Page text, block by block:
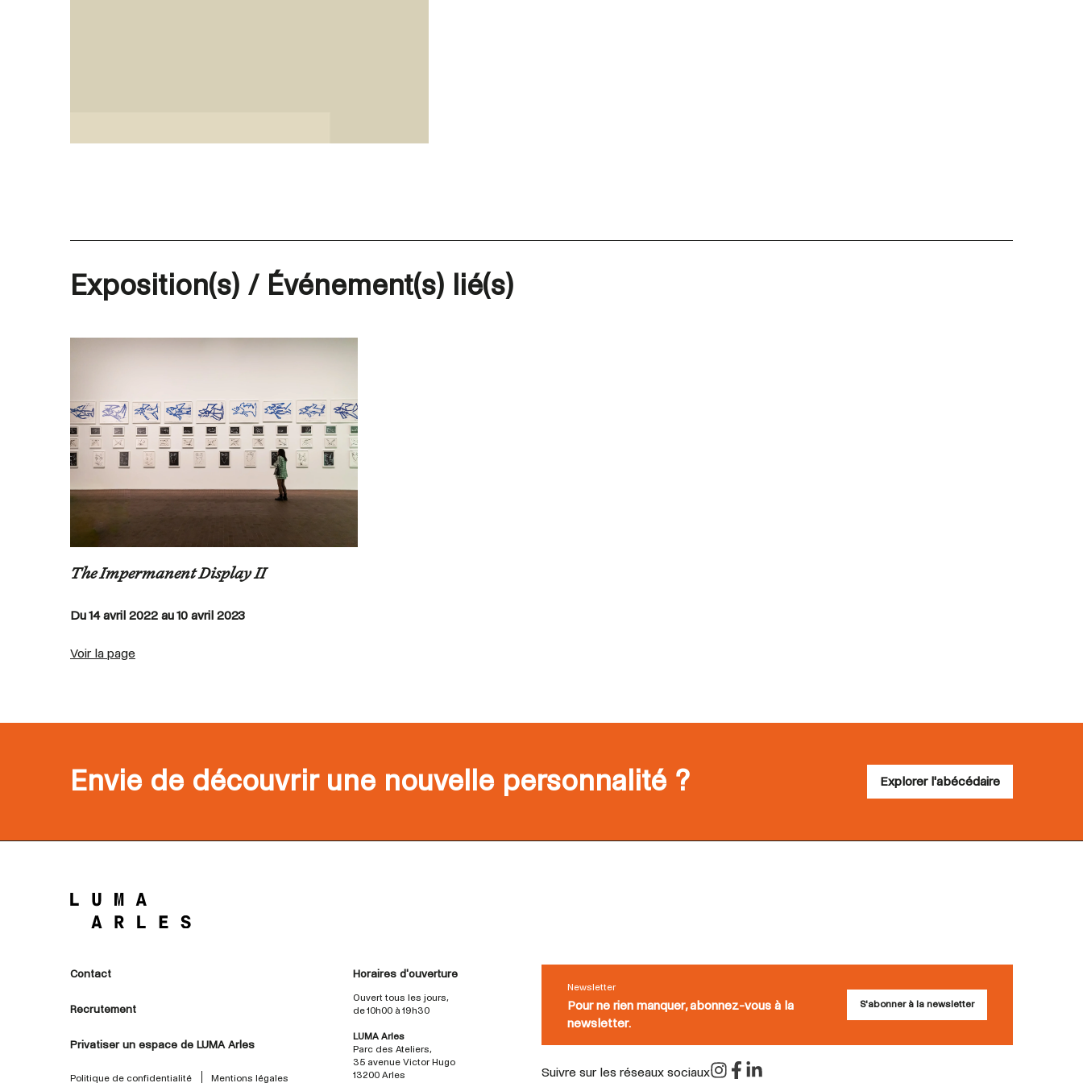
Exposition(s) / Événement(s) lié(s)
The Impermanent Display II
Du 14 avril 2022 au 10 avril 2023
Voir la page
Envie de découvrir une nouvelle personnalité ? Explorer l'abécédaire
Contact
Recrutement
Privatiser un espace de LUMA Arles
Politique de confidentialité Mentions légales
Horaires d'ouverture
Ouvert tous les jours,
de 10h00 à 19h30
LUMA Arles
Parc des Ateliers,
35 avenue Victor Hugo
13200 Arles
Newsletter
Pour ne rien manquer, abonnez-vous à la
newsletter.
S'abonner à la newsletter
Suivre sur les réseaux sociaux